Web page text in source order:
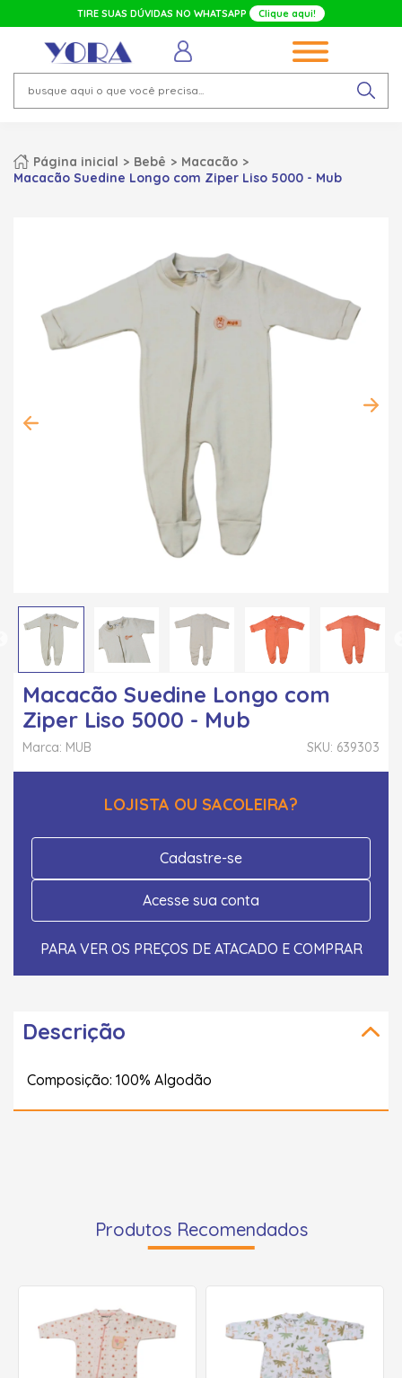
TIRE SUAS DÚVIDAS NO WHATSAPP Clique aqui!
Página inicial Bebê
Macacão
Macacão Suedine Longo com Ziper Liso 5000 - Mub
Macacão Suedine Longo com
Ziper Liso 5000 - Mub
SKU: 639303
Marca: MUB
LOJISTA OU SACOLEIRA?
Cadastre-se
Acesse sua conta
PARA VER OS PREÇOS DE ATACADO E COMPRAR
Descrição
Composição: 100% Algodão
Produtos Recomendados